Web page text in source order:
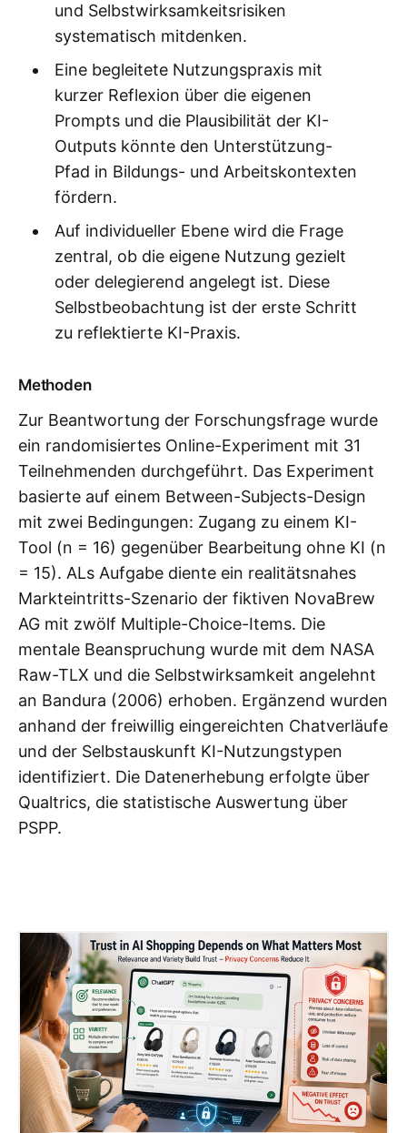
und Selbstwirksamkeitsrisiken
systematisch mitdenken.
Eine begleitete Nutzungspraxis mit
kurzer Reflexion über die eigenen
Prompts und die Plausibilität der KI-
Outputs könnte den Unterstützung-
Pfad in Bildungs- und Arbeitskontexten
fördern.
Auf individueller Ebene wird die Frage
zentral, ob die eigene Nutzung gezielt
oder delegierend angelegt ist. Diese
Selbstbeobachtung ist der erste Schritt
zu reflektierte KI-Praxis.
Methoden
Zur Beantwortung der Forschungsfrage wurde
ein randomisiertes Online-Experiment mit 31
Teilnehmenden durchgeführt. Das Experiment
basierte auf einem Between-Subjects-Design
mit zwei Bedingungen: Zugang zu einem KI-
Tool (n = 16) gegenüber Bearbeitung ohne KI (n
= 15). ALs Aufgabe diente ein realitätsnahes
Markteintritts-Szenario der fiktiven NovaBrew
AG mit zwölf Multiple-Choice-Items. Die
mentale Beanspruchung wurde mit dem NASA
Raw-TLX und die Selbstwirksamkeit angelehnt
an Bandura (2006) erhoben. Ergänzend wurden
anhand der freiwillig eingereichten Chatverläufe
und der Selbstauskunft KI-Nutzungstypen
identifiziert. Die Datenerhebung erfolgte über
Qualtrics, die statistische Auswertung über
PSPP.